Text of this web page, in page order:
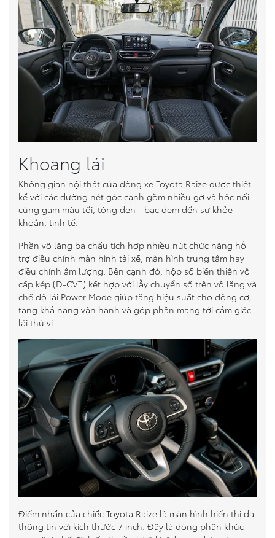
Khoang lái
Không gian nội thất của dòng xe Toyota Raize được thiết
kế với các đường nét góc cạnh gồm nhiều gờ và hộc nổi
cùng gam màu tối, tông đen - bạc đem đến sự khỏe
khoắn, tinh tế.
Phần vô lăng ba chấu tích hợp nhiều nút chức năng hỗ
trợ điều chỉnh màn hình tài xế, màn hình trung tâm hay
điều chỉnh âm lượng. Bên cạnh đó, hộp số biến thiên vô
cấp kép (D-CVT) kết hợp với lẫy chuyển số trên vô lăng và
chế độ lái Power Mode giúp tăng hiệu suất cho động cơ,
tăng khả năng vận hành và góp phần mang tới cảm giác
lái thú vị.
Điểm nhấn của chiếc Toyota Raize là màn hình hiển thị đa
thông tin với kích thước 7 inch. Đây là dòng phân khúc